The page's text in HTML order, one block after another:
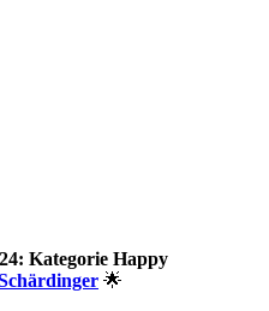
Kategorie Happy
🌟